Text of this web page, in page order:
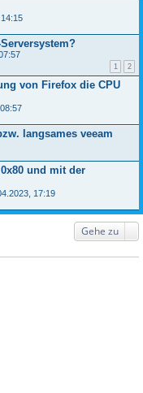
1 2
von Firefox die CPU
langsames veeam
und mit der
17:19
Gehe zu